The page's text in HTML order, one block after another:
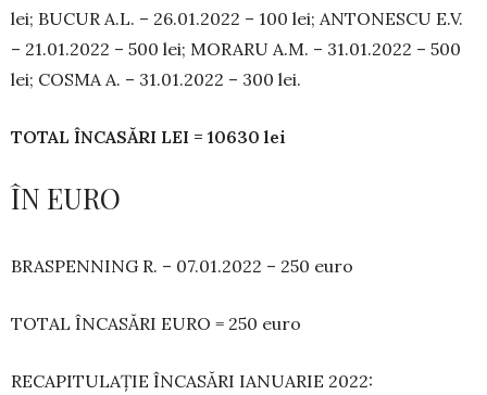
lei; BUCUR A.L. – 26.01.2022 – 100 lei; ANTONESCU E.V.
– 21.01.2022 – 500 lei; MORARU A.M. – 31.01.2022 – 500
lei; COSMA A. – 31.01.2022 – 300 lei.
TOTAL ÎNCASĂRI LEI = 10630 lei
ÎN EURO
BRASPENNING R. – 07.01.2022 – 250 euro
TOTAL ÎNCASĂRI EURO = 250 euro
RECAPITULAȚIE ÎNCASĂRI IANUARIE 2022: